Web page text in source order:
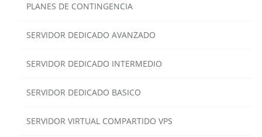
PLANES DE CONTINGENCIA
SERVIDOR DEDICADO AVANZADO
SERVIDOR DEDICADO INTERMEDIO
SERVIDOR DEDICADO BASICO
SERVIDOR VIRTUAL COMPARTIDO VPS